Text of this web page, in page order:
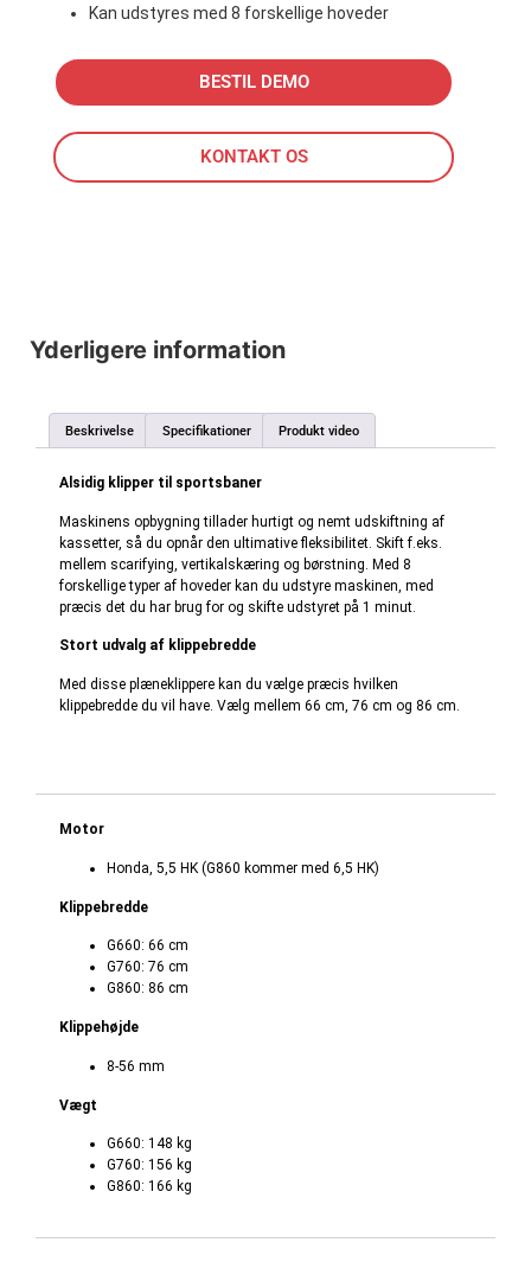
Kan udstyres med 8 forskellige hoveder
BESTIL DEMO
KONTAKT OS
Yderligere information
Beskrivelse Specifikationer Produkt video
Alsidig klipper til sportsbaner
Maskinens opbygning tillader hurtigt og nemt udskiftning af
kassetter, så du opnår den ultimative fleksibilitet. Skift f.eks.
mellem scarifying, vertikalskæring og børstning. Med 8
forskellige typer af hoveder kan du udstyre maskinen, med
præcis det du har brug for og skifte udstyret på 1 minut.
Stort udvalg af klippebredde
Med disse plæneklippere kan du vælge præcis hvilken
klippebredde du vil have. Vælg mellem 66 cm, 76 cm og 86 cm.
Motor
Honda, 5,5 HK (G860 kommer med 6,5 HK)
Klippebredde
G660: 66 cm
G760: 76 cm
G860: 86 cm
Klippehøjde
8-56 mm
Vægt
G660: 148 kg
G760: 156 kg
G860: 166 kg